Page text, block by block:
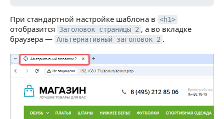
При стандартной настройке шаблона в <h1>
отобразится Заголовок страницы 2 , а во вкладке
браузера — Альтернативный заголовок 2 .